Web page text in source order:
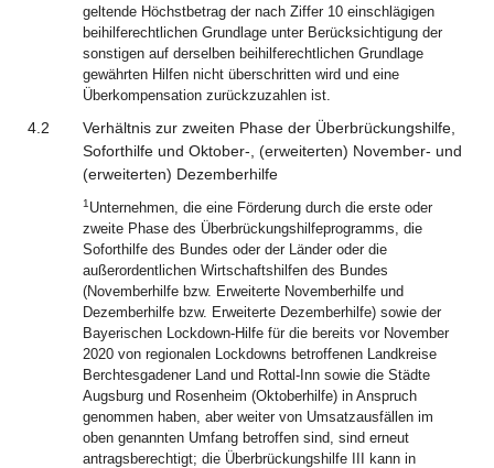
geltende Höchstbetrag der nach Ziffer 10 einschlägigen
beihilferechtlichen Grundlage unter Berücksichtigung der
sonstigen auf derselben beihilferechtlichen Grundlage
gewährten Hilfen nicht überschritten wird und eine
Überkompensation zurückzuzahlen ist.
4.2
Verhältnis zur zweiten Phase der Überbrückungshilfe,
Soforthilfe und Oktober-, (erweiterten) November- und
(erweiterten) Dezemberhilfe
1Unternehmen, die eine Förderung durch die erste oder
zweite Phase des Überbrückungshilfeprogramms, die
Soforthilfe des Bundes oder der Länder oder die
außerordentlichen Wirtschaftshilfen des Bundes
(Novemberhilfe bzw. Erweiterte Novemberhilfe und
Dezemberhilfe bzw. Erweiterte Dezemberhilfe) sowie der
Bayerischen Lockdown-Hilfe für die bereits vor November
2020 von regionalen Lockdowns betroffenen Landkreise
Berchtesgadener Land und Rottal-Inn sowie die Städte
Augsburg und Rosenheim (Oktoberhilfe) in Anspruch
genommen haben, aber weiter von Umsatzausfällen im
oben genannten Umfang betroffen sind, sind erneut
antragsberechtigt; die Überbrückungshilfe III kann in